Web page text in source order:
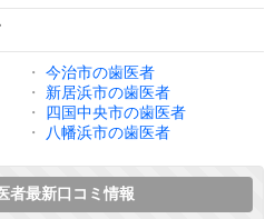
・
今治市の歯医者
・
新居浜市の歯医者
・
四国中央市の歯医者
・ 八幡浜市の歯医者
者最新口コミ情報